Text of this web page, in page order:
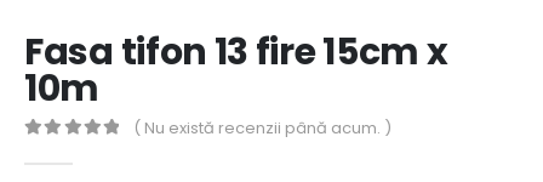
Fasa tifon 13 fire 15cm x
10m
( Nu există recenzii până acum. )